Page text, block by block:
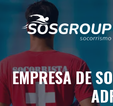
contenido
EMPRESA DE